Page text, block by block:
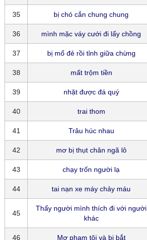
35 bị chó cắn chung chung
36 mình mặc váy cưới đi lấy chồng
37 bị mổ đẻ rồi tỉnh giữa chừng
38 mất trộm tiền
39 nhặt được đá quý
40 trai thom
41 Trâu húc nhau
42 mơ bị thụt chân ngã lô
43 chạy trốn người lạ
44 tai nạn xe máy chảy máu
45
Thấy người mình thích đi với người
khác
46 Mơ phạm tội và bị bắt